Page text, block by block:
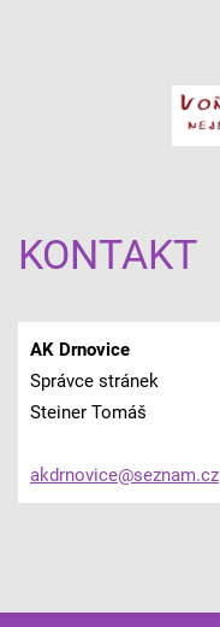
KONTAKT
AK Drnovice
Správce stránek
Steiner Tomáš
akdrnovice@seznam.cz